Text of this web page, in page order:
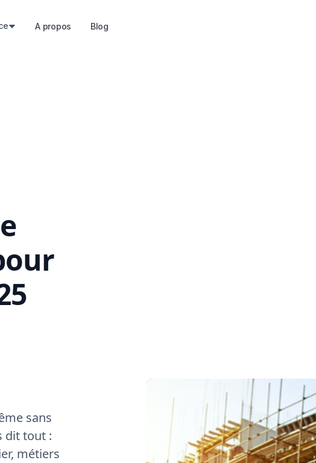
A propos Blog
sans
dit tout :
métiers